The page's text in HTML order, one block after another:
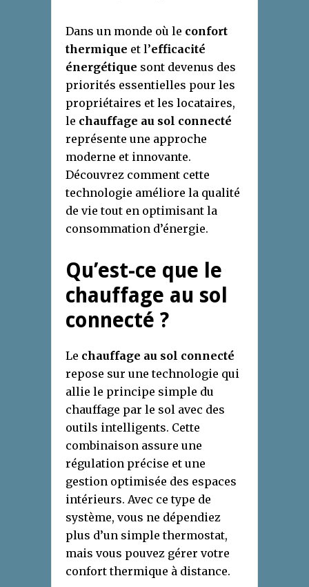
Dans un monde où le confort
thermique et l’efficacité
énergétique sont devenus des
priorités essentielles pour les
propriétaires et les locataires,
le chauffage au sol connecté
représente une approche
moderne et innovante.
Découvrez comment cette
technologie améliore la qualité
de vie tout en optimisant la
consommation d’énergie.
Qu’est-ce que le
chauffage au sol
connecté ?
Le chauffage au sol connecté
repose sur une technologie qui
allie le principe simple du
chauffage par le sol avec des
outils intelligents. Cette
combinaison assure une
régulation précise et une
gestion optimisée des espaces
intérieurs. Avec ce type de
système, vous ne dépendiez
plus d’un simple thermostat,
mais vous pouvez gérer votre
confort thermique à distance.